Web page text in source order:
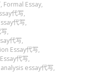
, Formal Essay,
代写,
代写,
,
代写,
Essay代写,
代写,
essay代写,